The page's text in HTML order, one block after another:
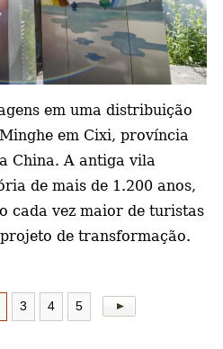
em uma distribuição
em Cixi, província
China. A antiga vila
de mais de 1.200 anos,
cada vez maior de turistas
de transformação.
3 4 5